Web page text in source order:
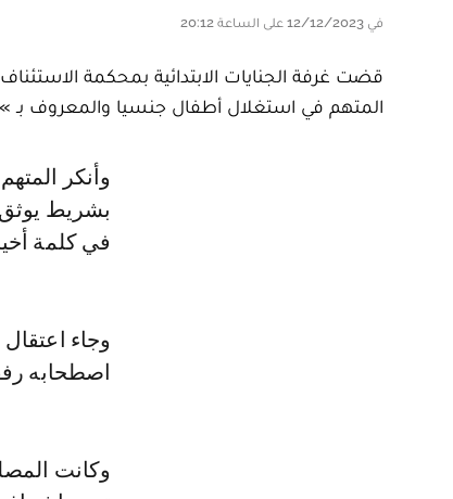
في 12/12/2023 على الساعة 20:12
المتهم في استغلال أطفال جنسيا والمعروف بـ »بيدوفيل الجديدة »، بـ 20 سنة
وأنكر المتهم الخمسيني التهم الموجهة إليه باستغلال الأطفال جنسيا، ليتم مواجهته
بشريط
في كلمة
وجاء
اصطحابه
وكانت